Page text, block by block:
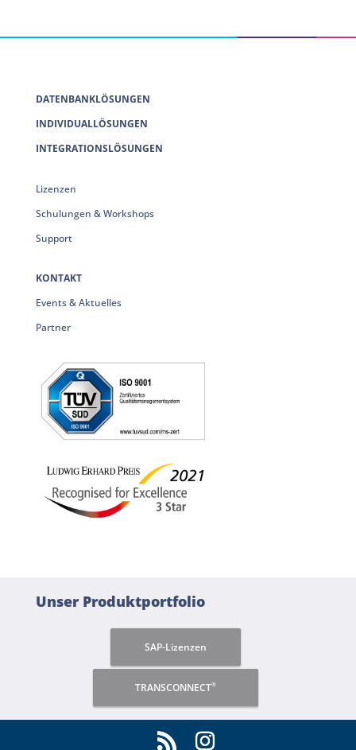
DATENBANKLÖSUNGEN
INDIVIDUALLÖSUNGEN
INTEGRATIONSLÖSUNGEN
Lizenzen
Schulungen & Workshops
Support
KONTAKT
Events & Aktuelles
Partner
Unser Produktportfolio
SAP-Lizenzen
TRANSCONNECT®